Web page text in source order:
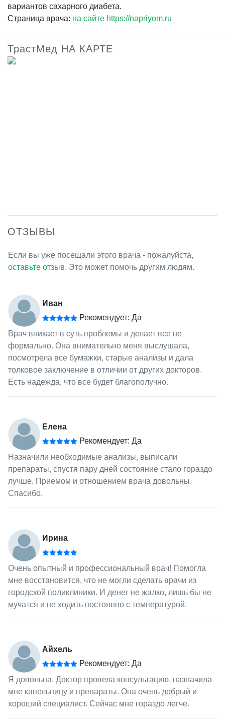
вариантов сахарного диабета.
Страница врача: на сайте https://napriyom.ru
ТрастМед НА КАРТЕ
ОТЗЫВЫ
Если вы уже посещали этого врача - пожалуйста,
оставьте отзыв. Это может помочь другим людям.
Иван
Рекомендует: Да
Врач вникает в суть проблемы и делает все не
формально. Она внимательно меня выслушала,
посмотрела все бумажки, старые анализы и дала
толковое заключение в отличии от других докторов.
Есть надежда, что все будет благополучно.
Елена
Рекомендует: Да
Назначили необходимые анализы, выписали
препараты, спустя пару дней состояние стало гораздо
лучше. Приемом и отношением врача довольны.
Спасибо.
Ирина
Очень опытный и профессиональный врач! Помогла
мне восстановится, что не могли сделать врачи из
городской поликлиники. И денег не жалко, лишь бы не
мучатся и не ходить постоянно с температурой.
Айхель
Рекомендует: Да
Я довольна. Доктор провела консультацию, назначила
мне капельницу и препараты. Она очень добрый и
хороший специалист. Сейчас мне гораздо легче.